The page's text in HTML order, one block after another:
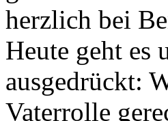
herzlich bei
Heute geht es
ausgedrückt:
Vaterrolle